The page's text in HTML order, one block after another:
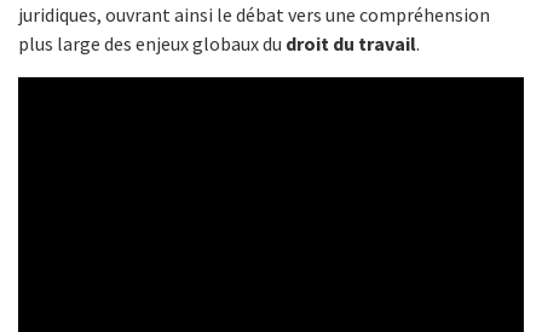
juridiques, ouvrant ainsi le débat vers une compréhension
plus large des enjeux globaux du droit du travail.